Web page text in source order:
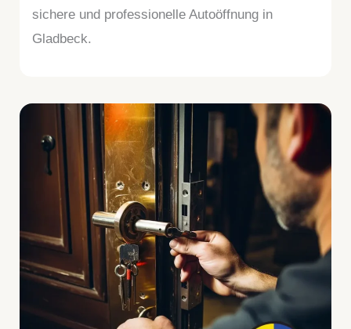
sichere und professionelle Autoöffnung in
Gladbeck.